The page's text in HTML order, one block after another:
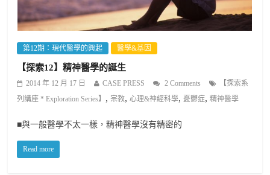
第12期：現代醫學的興起 醫學&基因
【探索12】精神醫學的誕生
2014 年 12 月 17 日 CASE PRESS 2 Comments
【探索系
列講座 * Exploration Series】 ,宗教,心理&神經科學,憂鬱症,精神醫學
■與一般醫學不太一樣，精神醫學沒有精密的
Read more